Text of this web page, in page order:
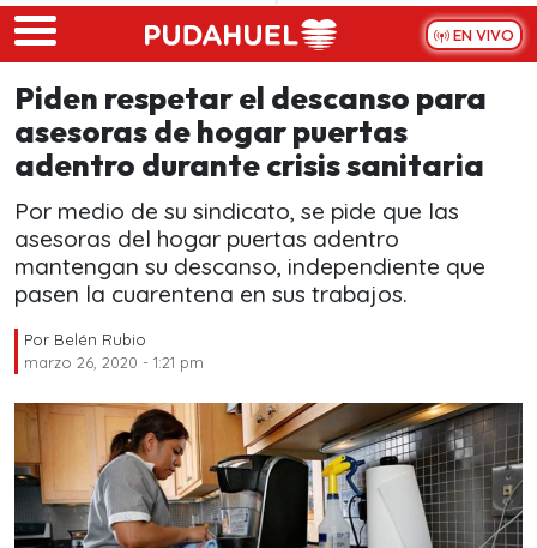
Skip to main content
EN VIVO
Piden respetar el descanso para
asesoras de hogar puertas
adentro durante crisis sanitaria
Por medio de su sindicato, se pide que las
asesoras del hogar puertas adentro
mantengan su descanso, independiente que
pasen la cuarentena en sus trabajos.
Por Belén Rubio
marzo 26, 2020 - 1:21 pm